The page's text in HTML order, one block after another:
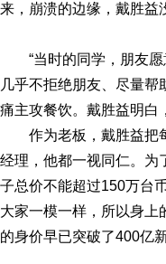
来，崩溃的边缘，戴胜益
“当时的同学，朋友
几乎不拒绝朋友、尽量
痛主攻餐饮。戴胜益明白
作为老板，戴胜益把
经理，他都一视同仁。为
子总价不能超过150万台
大家一模一样，所以身上
的身价早已突破了400亿